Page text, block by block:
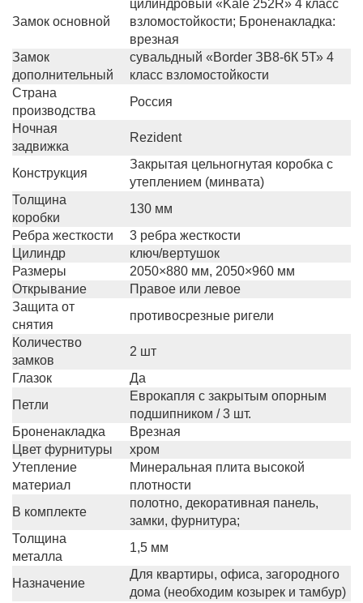
Замок основной
цилиндровый «Kale 252R» 4 класс
взломостойкости; Броненакладка:
врезная
Замок
дополнительный
сувальдный «Border ЗВ8-6К 5Т» 4
класс взломостойкости
Страна
производства
Россия
Ночная
задвижка
Rezident
Конструкция
Закрытая цельногнутая коробка с
утеплением (минвата)
Толщина
коробки
130 мм
Ребра жесткости
3 ребра жесткости
Цилиндр
ключ/вертушок
Размеры
2050×880 мм, 2050×960 мм
Открывание
Правое или левое
Защита от
снятия
противосрезные ригели
Количество
замков
2 шт
Глазок
Да
Петли
Еврокапля с закрытым опорным
подшипником / 3 шт.
Броненакладка
Врезная
Цвет фурнитуры
хром
Утепление
материал
Минеральная плита высокой
плотности
В комплекте
полотно, декоративная панель,
замки, фурнитура;
Толщина
металла
1,5 мм
Назначение
Для квартиры, офиса, загородного
дома (необходим козырек и тамбур)